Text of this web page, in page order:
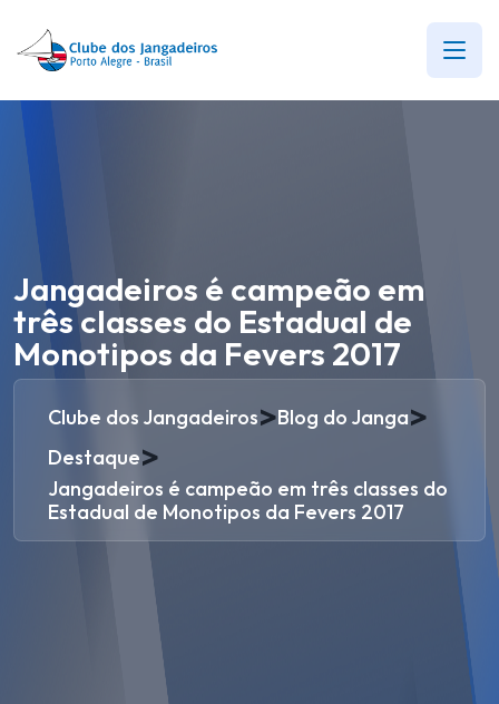
Jangadeiros é campeão em
três classes do Estadual de
Monotipos da Fevers 2017
Clube dos Jangadeiros>Blog do Janga>
Destaque>
Jangadeiros é campeão em três classes do
Estadual de Monotipos da Fevers 2017